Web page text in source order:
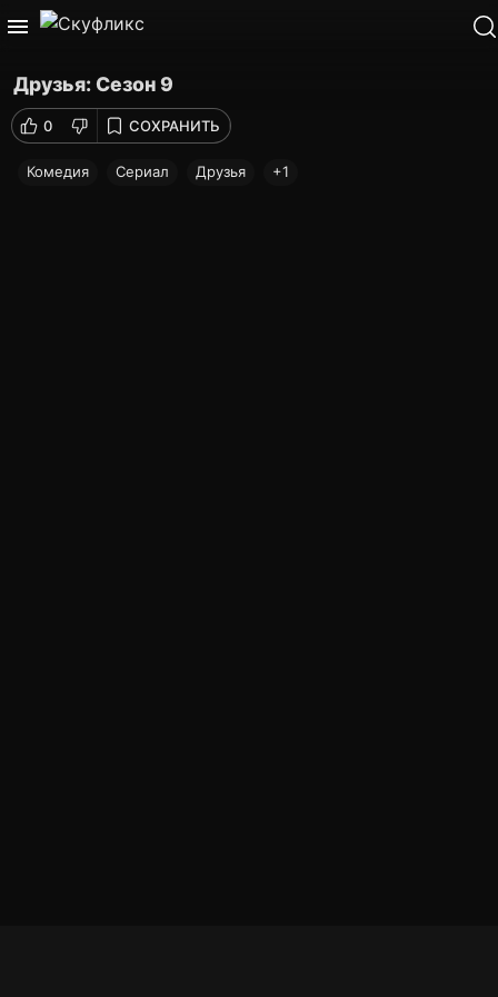
Друзья: Сезон 9
0 СОХРАНИТЬ
Комедия Сериал Друзья +1